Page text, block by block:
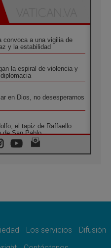
convoca a una vigilia de
y la estabilidad
la espiral de violencia y
en Dios, no desesperarnos
el tapiz de Raffaello
de San Pablo
paz no se compra con una
Los servicios
Difusión